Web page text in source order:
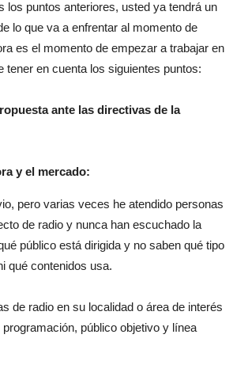
los puntos anteriores, usted ya tendrá un
lo que va a enfrentar al momento de
es el momento de empezar a trabajar en
tener en cuenta los siguientes puntos:
ante las directivas de la
y el mercado:
pero varias veces he atendido personas
de radio y nunca han escuchado la
público está dirigida y no saben qué tipo
qué contenidos usa.
de radio en su localidad o área de interés
público objetivo y línea